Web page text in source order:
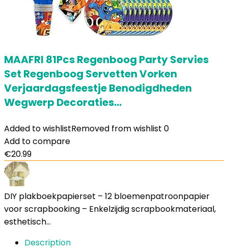
MAAFRI 81Pcs Regenboog Party Servies
Set Regenboog Servetten Vorken
Verjaardagsfeestje Benodigdheden
Wegwerp Decoraties…
Added to wishlistRemoved from wishlist 0
Add to compare
€20.99
DIY plakboekpapierset – 12 bloemenpatroonpapier
voor scrapbooking – Enkelzijdig scrapbookmateriaal,
esthetisch…
Description